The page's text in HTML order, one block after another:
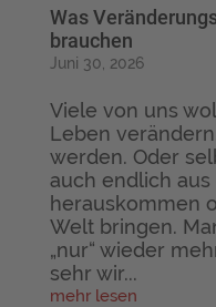
Was
brauchen
Juni 30, 2026
Viele von uns
Leben
werden. Oder
auch endlich aus
herauskommen
Welt bringen.
„nur“ wieder
sehr wir...
mehr lesen